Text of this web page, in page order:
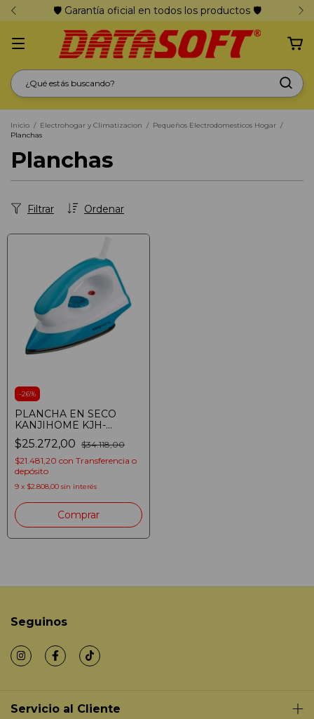
🛡️ Garantía oficial en todos los productos 🛡️
Inicio / Electrohogar y Climatizacion / Pequeños Electrodomesticos Hogar /
Planchas
Planchas
Ordenar
Filtrar
-26%
PLANCHA EN SECO
KANJIHOME KJH-
PLS1001 1000W
$25.272,00 $34.118,00
$21.481,20 con Transferencia o
depósito
9 x $2.808,00 sin interés
Seguinos
Servicio al Cliente